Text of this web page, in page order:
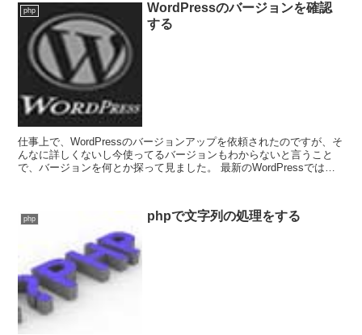
php
WordPressのバージョンを確認
する
仕事上で、WordPressのバージョンアップを依頼されたのですが、そ
んなに詳しくないし今使ってるバージョンもわからないと言うこと
で、バージョンを何とか探って見ました。 最新のWordPressでは、
php phpで文字列の処理をする